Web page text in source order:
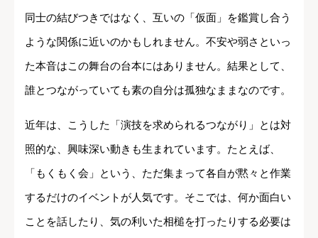
同士の結びつきではなく、互いの「仮面」を鑑賞し合う
ような関係に近いのかもしれません。不安や弱さといっ
た本音はこの舞台の台本にはありません。結果として、
誰とつながっていても素の自分は孤独なままなのです。
近年は、こうした「演技を求められるつながり」とは対
照的な、興味深い動きも生まれています。たとえば、
「もくもく会」という、ただ集まって各自が黙々と作業
するだけのイベントが人気です。そこでは、何か面白い
ことを話したり、気の利いた相槌を打ったりする必要は